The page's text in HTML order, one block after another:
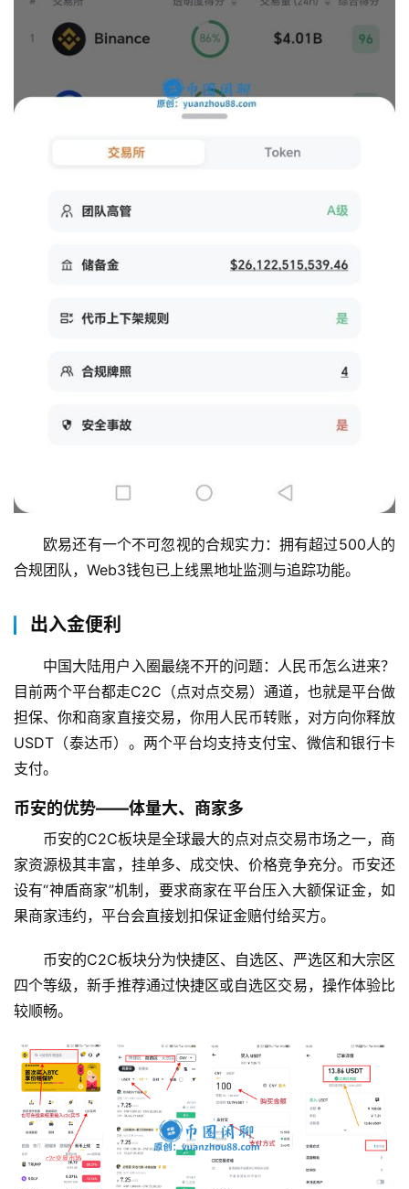
欧易还有一个不可忽视的合规实力：拥有超过500人的
合规团队，Web3钱包已上线黑地址监测与追踪功能。
出入金便利
中国大陆用户入圈最绕不开的问题：人民币怎么进来？
目前两个平台都走C2C（点对点交易）通道，也就是平台做
担保、你和商家直接交易，你用人民币转账，对方向你释放
USDT（泰达币）。两个平台均支持支付宝、微信和银行卡
支付。
币安的优势——体量大、商家多
币安的C2C板块是全球最大的点对点交易市场之一，商
家资源极其丰富，挂单多、成交快、价格竞争充分。币安还
设有“神盾商家”机制，要求商家在平台压入大额保证金，如
果商家违约，平台会直接划扣保证金赔付给买方。
币安的C2C板块分为快捷区、自选区、严选区和大宗区
四个等级，新手推荐通过快捷区或自选区交易，操作体验比
较顺畅。